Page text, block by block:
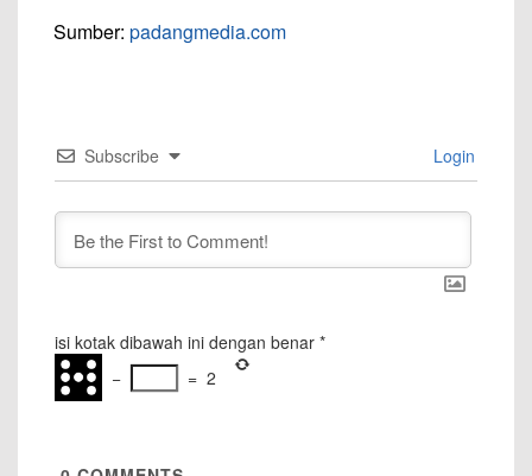
Sumber: padangmedia.com
Subscribe Login
isi kotak dibawah ini dengan benar *
−
= 2